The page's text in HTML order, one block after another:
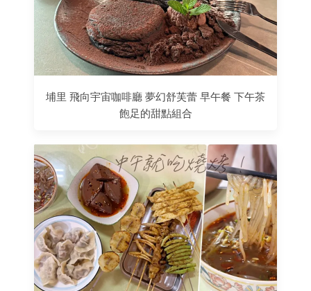
埔里 飛向宇宙咖啡廳 夢幻舒芙蕾 早午餐 下午茶
飽足的甜點組合